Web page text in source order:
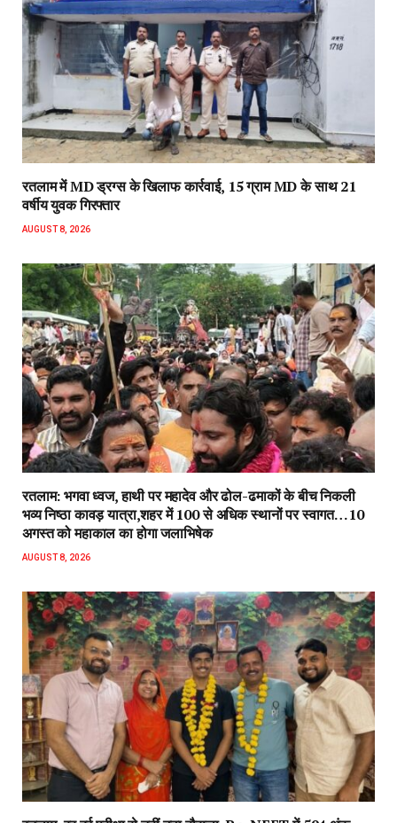
रतलाम में MD ड्रग्स के खिलाफ कार्रवाई, 15 ग्राम MD के साथ 21
वर्षीय युवक गिरफ्तार
AUGUST 8, 2026
रतलाम: भगवा ध्वज, हाथी पर महादेव और ढोल-ढमाकों के बीच निकली
भव्य निष्ठा कावड़ यात्रा,शहर में 100 से अधिक स्थानों पर स्वागत…10
अगस्त को महाकाल का होगा जलाभिषेक
AUGUST 8, 2026